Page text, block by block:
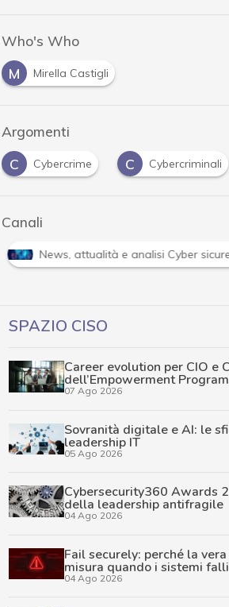
Who's Who
M
Mirella Castigli
Argomenti
C Cybercrime C Cybercriminali
Canali
News, attualità e analisi Cyber
SPAZIO CISO
Career evolution per CIO e
dell’Empowerment
07 Ago 2026
Sovranità digitale e AI: le
leadership IT
05 Ago 2026
Cybersecurity360 Awards
della leadership antifragile
04 Ago 2026
Fail securely: perché la vera
misura quando i sistemi
04 Ago 2026